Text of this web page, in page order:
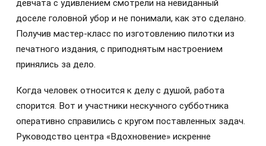
девчата с удивлением смотрели на невиданный
доселе головной убор и не понимали, как это сделано.
Получив мастер-класс по изготовлению пилотки из
печатного издания, с приподнятым настроением
принялись за дело.
Когда человек относится к делу с душой, работа
спорится. Вот и участники нескучного субботника
оперативно справились с кругом поставленных задач.
Руководство центра «Вдохновение» искренне